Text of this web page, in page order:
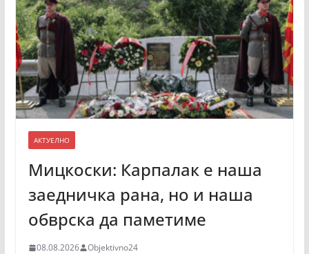
АКТУЕЛНО
Мицкоски: Карпалак е наша
заедничка рана, но и наша
обврска да паметиме
08.08.2026 Objektivno24